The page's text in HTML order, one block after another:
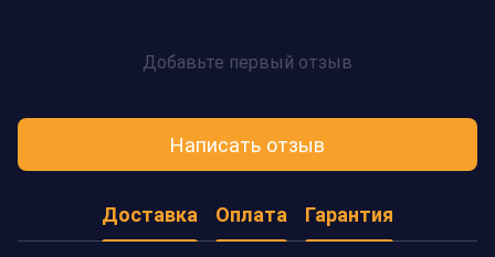
Добавьте первый отзыв
Написать отзыв
Доставка Оплата Гарантия